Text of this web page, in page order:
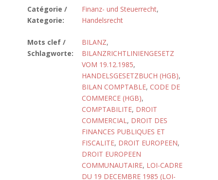
Catégorie /
Kategorie:
Finanz- und Steuerrecht,
Handelsrecht
Mots clef /
Schlagworte:
BILANZ,
BILANZRICHTLINIENGESETZ
VOM 19.12.1985,
HANDELSGESETZBUCH (HGB),
BILAN COMPTABLE, CODE DE
COMMERCE (HGB),
COMPTABILITE, DROIT
COMMERCIAL, DROIT DES
FINANCES PUBLIQUES ET
FISCALITE, DROIT EUROPEEN,
DROIT EUROPEEN
COMMUNAUTAIRE, LOI-CADRE
DU 19 DECEMBRE 1985 (LOI-